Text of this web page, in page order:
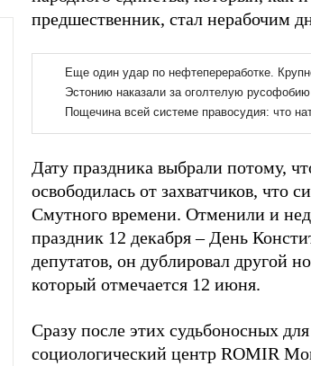
предшественник, стал нерабочим
Дату праздника выбрали потому,
освободилась от захватчиков, что
Смутного времени. Отменили и
праздник 12 декабря – День
депутатов, он дублировал другой
который отмечается 12 июня.
Сразу после этих судьбоносных
социологический центр ROMIR